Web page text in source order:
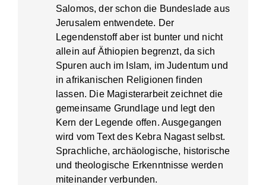
Salomos, der schon die Bundeslade aus
Jerusalem entwendete. Der
Legendenstoff aber ist bunter und nicht
allein auf Äthiopien begrenzt, da sich
Spuren auch im Islam, im Judentum und
in afrikanischen Religionen finden
lassen. Die Magisterarbeit zeichnet die
gemeinsame Grundlage und legt den
Kern der Legende offen. Ausgegangen
wird vom Text des Kebra Nagast selbst.
Sprachliche, archäologische, historische
und theologische Erkenntnisse werden
miteinander verbunden.